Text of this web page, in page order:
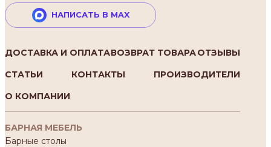
НАПИСАТЬ В MAX
ДОСТАВКА И ОПЛАТАВОЗВРАТ ТОВАРАОТЗЫВЫ
СТАТЬИ
КОНТАКТЫ
ПРОИЗВОДИТЕЛИ
О КОМПАНИИ
БАРНАЯ МЕБЕЛЬ
Барные столы